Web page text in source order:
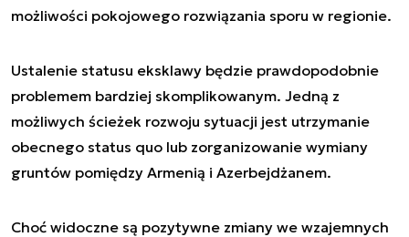
możliwości pokojowego rozwiązania sporu w regionie.
Ustalenie statusu eksklawy będzie prawdopodobnie
problemem bardziej skomplikowanym. Jedną z
możliwych ścieżek rozwoju sytuacji jest utrzymanie
obecnego status quo lub zorganizowanie wymiany
gruntów pomiędzy Armenią i Azerbejdżanem.
Choć widoczne są pozytywne zmiany we wzajemnych